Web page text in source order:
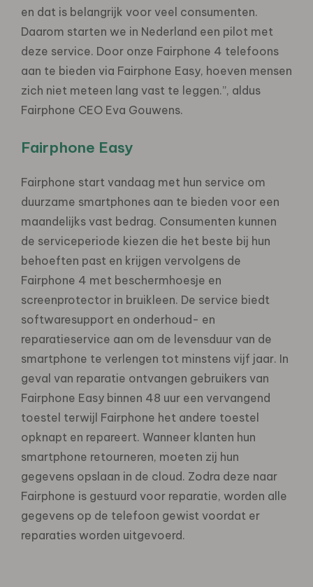
en dat is belangrijk voor veel consumenten.
Daarom starten we in Nederland een pilot met
deze service. Door onze Fairphone 4 telefoons
aan te bieden via Fairphone Easy, hoeven mensen
zich niet meteen lang vast te leggen.”, aldus
Fairphone CEO Eva Gouwens.
Fairphone Easy
Fairphone start vandaag met hun service om
duurzame smartphones aan te bieden voor een
maandelijks vast bedrag. Consumenten kunnen
de serviceperiode kiezen die het beste bij hun
behoeften past en krijgen vervolgens de
Fairphone 4 met beschermhoesje en
screenprotector in bruikleen. De service biedt
softwaresupport en onderhoud- en
reparatieservice aan om de levensduur van de
smartphone te verlengen tot minstens vijf jaar. In
geval van reparatie ontvangen gebruikers van
Fairphone Easy binnen 48 uur een vervangend
toestel terwijl Fairphone het andere toestel
opknapt en repareert. Wanneer klanten hun
smartphone retourneren, moeten zij hun
gegevens opslaan in de cloud. Zodra deze naar
Fairphone is gestuurd voor reparatie, worden alle
gegevens op de telefoon gewist voordat er
reparaties worden uitgevoerd.